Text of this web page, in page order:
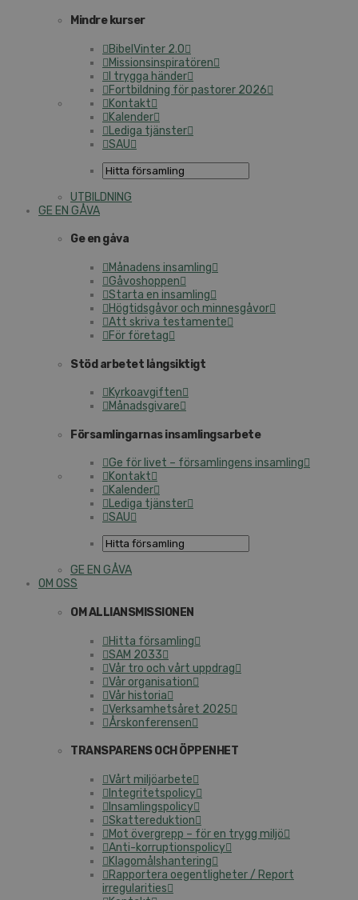
Mindre kurser
BibelVinter 2.0
Missionsinspiratören
I trygga händer
Fortbildning för pastorer 2026
Kontakt
Kalender
Lediga tjänster
SAU
UTBILDNING
GE EN GÅVA
Ge en gåva
Månadens insamling
Gåvoshoppen
Starta en insamling
Högtidsgåvor och minnesgåvor
Att skriva testamente
För företag
Stöd arbetet långsiktigt
Kyrkoavgiften
Månadsgivare
Församlingarnas insamlingsarbete
Ge för livet – församlingens insamling
Kontakt
Kalender
Lediga tjänster
SAU
GE EN GÅVA
OM OSS
OM ALLIANSMISSIONEN
Hitta församling
SAM 2033
Vår tro och vårt uppdrag
Vår organisation
Vår historia
Verksamhetsåret 2025
Årskonferensen
TRANSPARENS OCH ÖPPENHET
Vårt miljöarbete
Integritetspolicy
Insamlingspolicy
Skattereduktion
Mot övergrepp – för en trygg miljö
Anti-korruptionspolicy
Klagomålshantering
Rapportera oegentligheter / Report
irregularities